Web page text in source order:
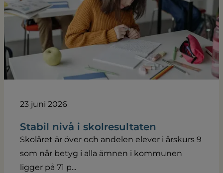
23 juni 2026
Stabil nivå i skolresultaten
Skolåret är över och andelen elever i årskurs 9
som når betyg i alla ämnen i kommunen
ligger på 71 p...